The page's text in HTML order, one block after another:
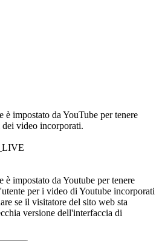
è impostato da YouTube per tenere
video incorporati.
è impostato da Youtube per tenere
per i video di Youtube incorporati
se il visitatore del sito web sta
versione dell'interfaccia di